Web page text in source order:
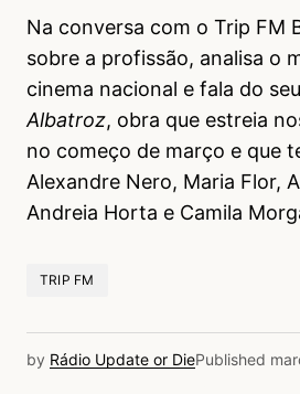
Na conversa com o Trip FM
sobre a profissão, analisa o
cinema nacional e fala do
Albatroz, obra que estreia
no começo de março e que
Alexandre Nero, Maria Flor,
Andreia Horta e Camila
TRIP FM
by Rádio Update or DiePublished